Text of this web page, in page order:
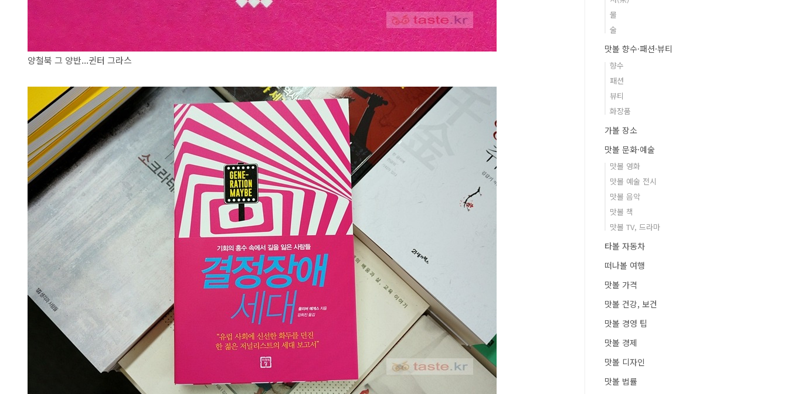
양철북 그 양반...귄터 그라스
물
술
맛볼 향수·패션·뷰티
향수
패션
뷰티
화장품
가볼 장소
맛볼 문화·예술
맛볼 영화
맛볼 예술 전시
맛볼 음악
맛볼 책
맛볼 TV, 드라마
타볼 자동차
떠나볼 여행
맛볼 가격
맛볼 건강, 보건
맛볼 경영 팁
맛볼 경제
맛볼 디자인
맛볼 법률